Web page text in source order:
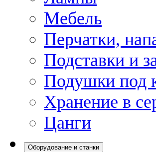
Мебель
Перчатки,
Подставки и
Подушки под
Хранение в
Цанги
Оборудование и станки